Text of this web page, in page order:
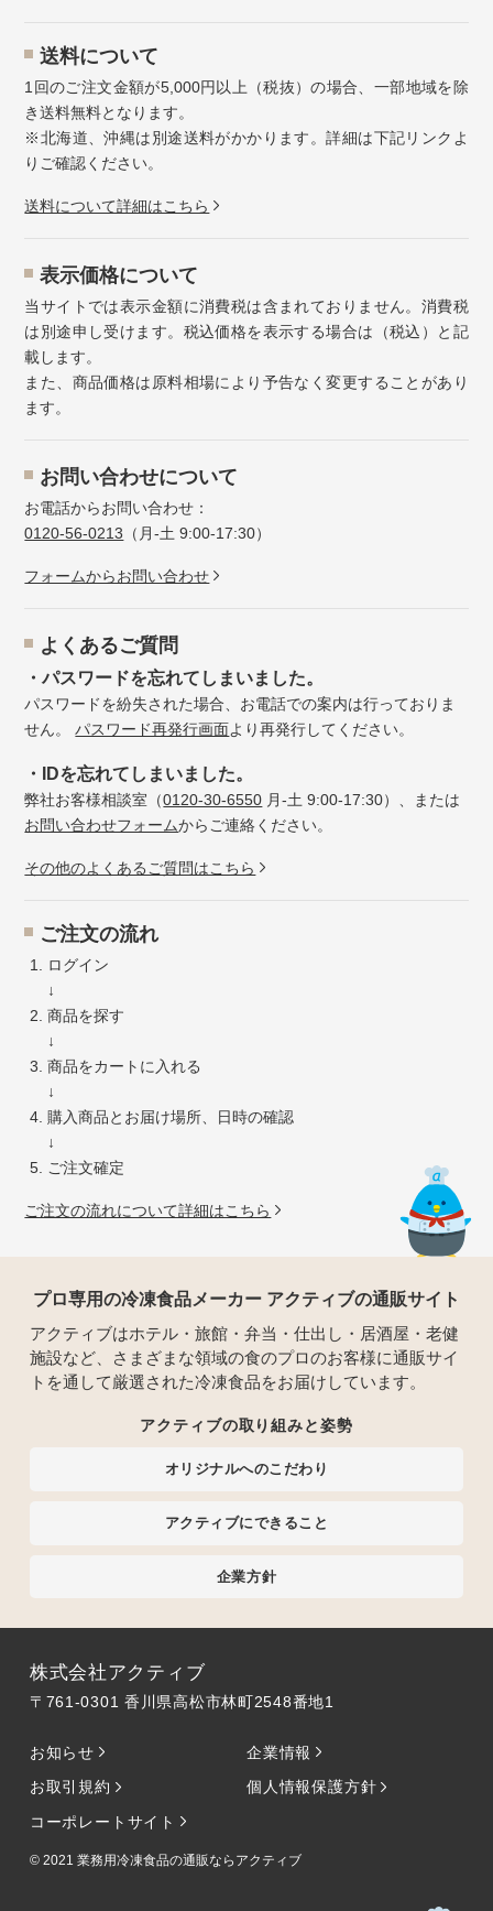
送料について
1回のご注文金額が5,000円以上（税抜）の場合、一部地域を除
き送料無料となります。
※北海道、沖縄は別途送料がかかります。詳細は下記リンクよ
りご確認ください。
送料について詳細はこちら
表示価格について
当サイトでは表示金額に消費税は含まれておりません。消費税
は別途申し受けます。税込価格を表示する場合は（税込）と記
載します。
また、商品価格は原料相場により予告なく変更することがあり
ます。
お問い合わせについて
お電話からお問い合わせ：
0120-56-0213 （月-土 9:00-17:30）
フォームからお問い合わせ
よくあるご質問
・パスワードを忘れてしまいました。
パスワードを紛失された場合、お電話での案内は行っておりま
せん。パスワード再発行画面より再発行してください。
・IDを忘れてしまいました。
弊社お客様相談室（0120-30-6550 月-土 9:00-17:30）、または
お問い合わせフォームからご連絡ください。
その他のよくあるご質問はこちら
ご注文の流れ
ログイン
↓
商品を探す
↓
商品をカートに入れる
↓
購入商品とお届け場所、日時の確認
↓
ご注文確定
ご注文の流れについて詳細はこちら
プロ専用の冷凍食品メーカー アクティブの通販サイト
アクティブはホテル・旅館・弁当・仕出し・居酒屋・老健
施設など、さまざまな領域の食のプロのお客様に通販サイ
トを通して厳選された冷凍食品をお届けしています。
アクティブの取り組みと姿勢
オリジナルへのこだわり
アクティブにできること
企業方針
株式会社アクティブ
〒761-0301 香川県高松市林町2548番地1
お知らせ
企業情報
お取引規約
個人情報保護方針
コーポレートサイト
© 2021 業務用冷凍食品の通販ならアクティブ